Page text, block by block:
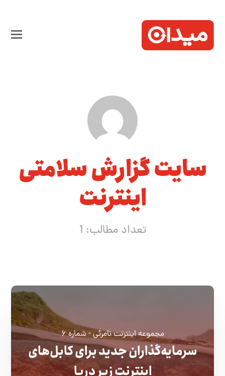
سایت گزارش سلامتی
اینترنت
تعداد مطالب: 1
مجموعه اینترنت نامرئی - شماره ۶
سرمایه‌گذاران جدید برای کابل‌های
اینترنت زیر دریا